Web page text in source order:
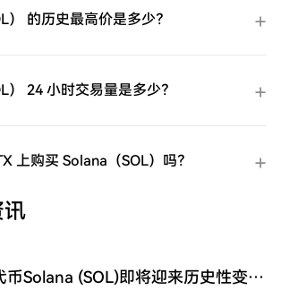
） 的历史最高价是多少？
） 24 小时交易量是多少？
上购买 Solana（SOL）吗？
讯
对于成熟的替代币Solana (SOL)即将迎来历史性变革！已准备两项重要提案！以下是我们将面临的情况